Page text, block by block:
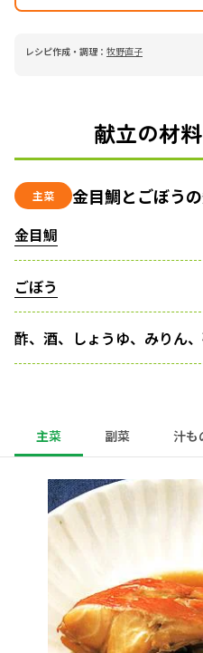
レシピ作成・調理： 牧野直子
献立の材料
主菜 金目鯛とごぼう
金目鯛
ごぼう
酢、酒、しょうゆ、みりん
主菜 副菜 汁も